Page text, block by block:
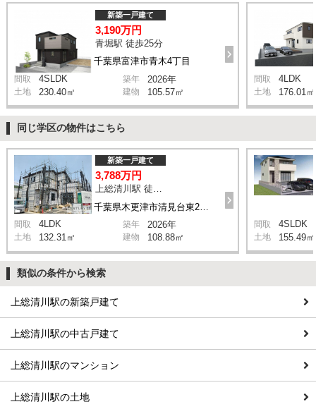
千葉県富津市青木4丁目
新築一戸建て
3,190万円
青堀駅 徒歩25分
間取 4SLDK 築年 2026年
土地 230.40㎡ 建物 105.57㎡
間取 4LDK
土地 176.01㎡
同じ学区の物件はこちら
新築一戸建て
3,788万円
上総清川駅 徒歩19分
間取 4LDK 築年 2026年
土地 132.31㎡ 建物 108.88㎡
間取 4SLDK
土地 155.49㎡
類似の条件から検索
上総清川駅の新築戸建て
上総清川駅の中古戸建て
上総清川駅のマンション
上総清川駅の土地